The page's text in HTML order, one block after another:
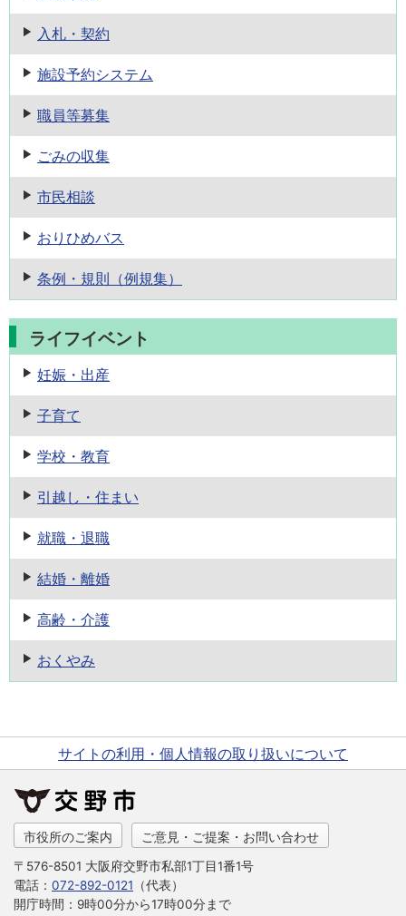
入札・契約
施設予約システム
職員等募集
ごみの収集
市民相談
おりひめバス
条例・規則 （例規集）
ライフイベント
妊娠・出産
子育て
学校・教育
引越し・住まい
就職・退職
結婚・離婚
高齢・介護
おくやみ
サイトの利用・個人情報の取り扱いについて
市役所のご案内 ご意見・ご提案・お問い合わせ
〒576-8501 大阪府交野市私部1丁目1番1号
電話： 072-892-0121 （代表）
開庁時間：9時00分から17時00分まで